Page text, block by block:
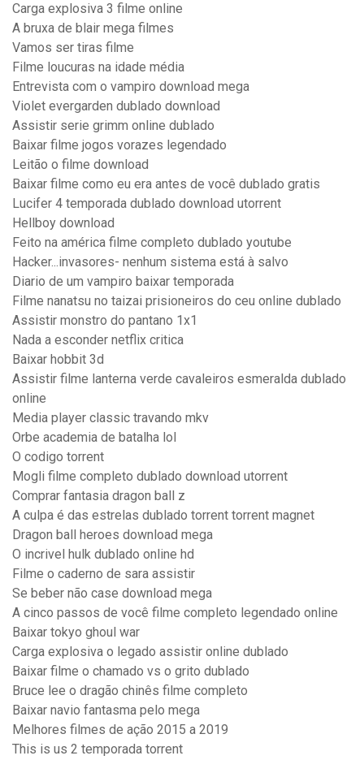
Carga explosiva 3 filme online
A bruxa de blair mega filmes
Vamos ser tiras filme
Filme loucuras na idade média
Entrevista com o vampiro download mega
Violet evergarden dublado download
Assistir serie grimm online dublado
Baixar filme jogos vorazes legendado
Leitão o filme download
Baixar filme como eu era antes de você dublado gratis
Lucifer 4 temporada dublado download utorrent
Hellboy download
Feito na américa filme completo dublado youtube
Hacker...invasores- nenhum sistema está à salvo
Diario de um vampiro baixar temporada
Filme nanatsu no taizai prisioneiros do ceu online dublado
Assistir monstro do pantano 1x1
Nada a esconder netflix critica
Baixar hobbit 3d
Assistir filme lanterna verde cavaleiros esmeralda dublado
online
Media player classic travando mkv
Orbe academia de batalha lol
O codigo torrent
Mogli filme completo dublado download utorrent
Comprar fantasia dragon ball z
A culpa é das estrelas dublado torrent torrent magnet
Dragon ball heroes download mega
O incrivel hulk dublado online hd
Filme o caderno de sara assistir
Se beber não case download mega
A cinco passos de você filme completo legendado online
Baixar tokyo ghoul war
Carga explosiva o legado assistir online dublado
Baixar filme o chamado vs o grito dublado
Bruce lee o dragão chinês filme completo
Baixar navio fantasma pelo mega
Melhores filmes de ação 2015 a 2019
This is us 2 temporada torrent